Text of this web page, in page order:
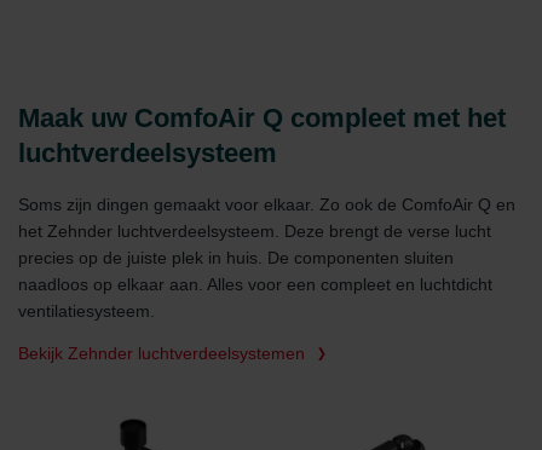
Maak uw ComfoAir Q compleet met het
luchtverdeelsysteem
Soms zijn dingen gemaakt voor elkaar. Zo ook de ComfoAir Q en
het Zehnder luchtverdeelsysteem. Deze brengt de verse lucht
precies op de juiste plek in huis. De componenten sluiten
naadloos op elkaar aan. Alles voor een compleet en luchtdicht
ventilatiesysteem.
Bekijk Zehnder luchtverdeelsystemen